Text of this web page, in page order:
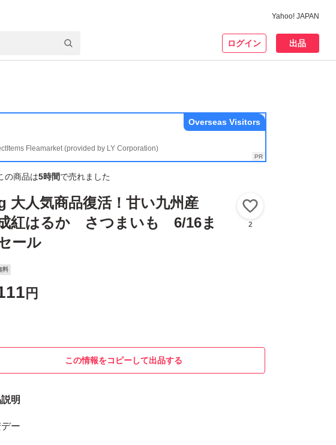
Yahoo! JAPAN
ログイン 出品
Fleamarket (provided by LY Corporation)
Overseas Visitors
の商品は5時間で売れました
大人気商品復活！甘い九州産
紅はるか さつまいも 6/16ま
ール
2
料
円
この情報をコピーして出品する
明
ー